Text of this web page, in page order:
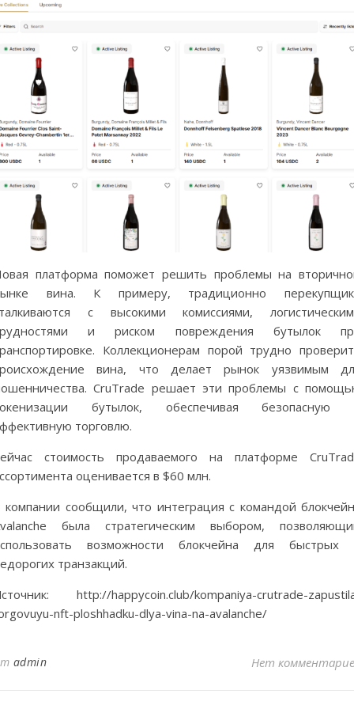
платформа поможет решить проблемы на
вина. К примеру, традиционно
с высокими комиссиями,
и риском повреждения бутылок
Коллекционерам порой трудно
вина, что делает рынок уязвимым
CruTrade решает эти проблемы с
бутылок, обеспечивая безопасную
торговлю.
стоимость продаваемого на платформе
оценивается в $60 млн.
компании сообщили, что интеграция с командой
была стратегическим выбором,
возможности блокчейна для быстрых
транзакций.
http://happycoin.club/kompaniya-crutrade-
nft-ploshhadku-dlya-vina-na-avalanche/
admin Нет